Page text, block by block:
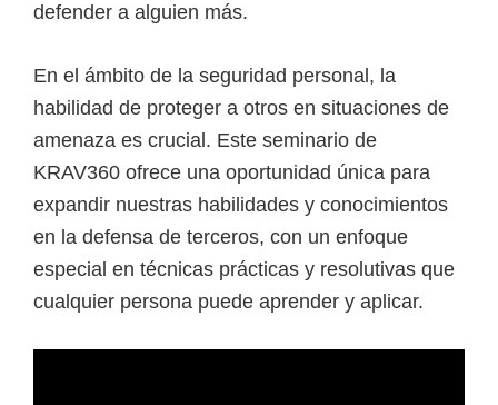
defender a alguien más.
En el ámbito de la seguridad personal, la
habilidad de proteger a otros en situaciones de
amenaza es crucial. Este seminario de
KRAV360 ofrece una oportunidad única para
expandir nuestras habilidades y conocimientos
en la defensa de terceros, con un enfoque
especial en técnicas prácticas y resolutivas que
cualquier persona puede aprender y aplicar.